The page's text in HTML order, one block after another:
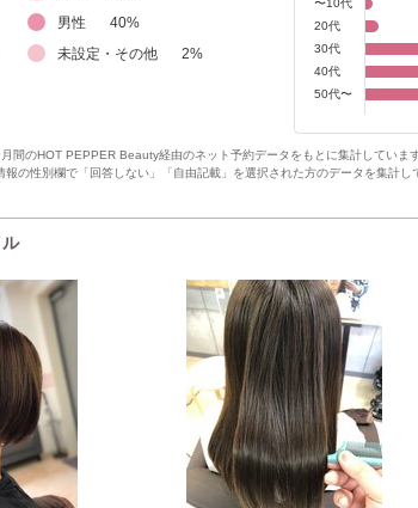
男性
40%
未設定・その他
2%
〜10代
20代
30代
40代
50代〜
間のHOT PEPPER Beauty経由のネット予約データをもとに集計しています
の性別欄で「回答しない」「自由記載」を選択された方のデータを集計し